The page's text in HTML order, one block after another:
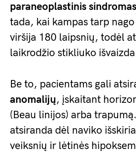
paraneoplastinis sindromas
tada, kai kampas tarp
viršija 180 laipsnių, todėl
laikrodžio stikliuko
Be to, pacientams gali
anomalijų, įskaitant
(Beau linijos) arba
atsiranda dėl naviko
veiksnių ir lėtinės